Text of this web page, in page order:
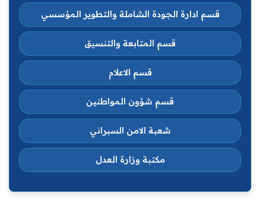
قسم ادارة الجودة الشاملة والتطوير المؤسسي
قسم المتابعة والتنسيق
قسم الاعلام
قسم شؤون المواطنين
شعبة الامن السبراني
مكتبة وزارة العدل